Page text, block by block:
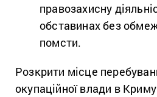
правозахисну
обставинах без
помсти.
Розкрити місце
окупаційної влади в